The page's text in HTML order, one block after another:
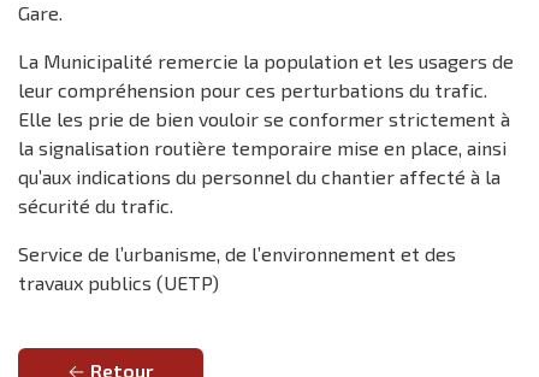
Gare.
La Municipalité remercie la population et les usagers de
leur compréhension pour ces perturbations du trafic.
Elle les prie de bien vouloir se conformer strictement à
la signalisation routière temporaire mise en place, ainsi
qu’aux indications du personnel du chantier affecté à la
sécurité du trafic.
Service de l’urbanisme, de l’environnement et des
travaux publics (UETP)
Retour